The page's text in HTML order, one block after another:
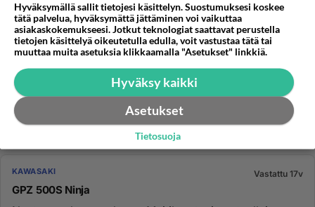
KAWASAKI Vastattu 17v
GPZ 500S Ninja
Hyväksymällä sallit tietojesi käsittelyn. Suostumuksesi koskee
tätä palvelua, hyväksymättä jättäminen voi vaikuttaa
asiakaskokemukseesi. Jotkut teknologiat saattavat perustella
tietojen käsittelyä oikeutetulla edulla, voit vastustaa tätä tai
muuttaa muita asetuksia klikkaamalla "Asetukset" linkkiä.
Hyväksy kaikki
Asetukset
Tietosuoja